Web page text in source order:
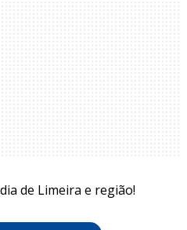
de Limeira e região!